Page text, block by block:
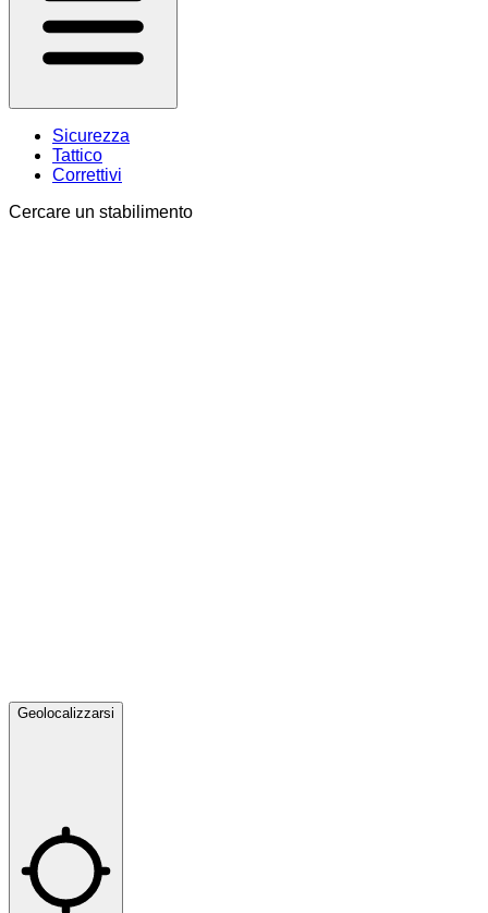
Sicurezza
Tattico
Correttivi
Cercare un stabilimento
Geolocalizzarsi